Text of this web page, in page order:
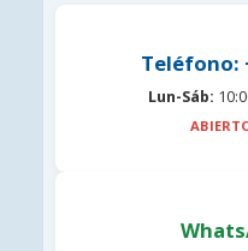
Teléfono:
Lun-Sáb: